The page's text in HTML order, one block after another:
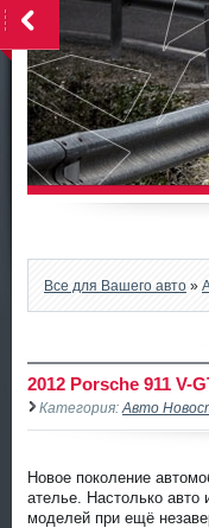
Все для Вашего авто »
2012 Porsche 911 V-
Категория: Авто
Новое поколение
ателье. Настолько
моделей при ещё